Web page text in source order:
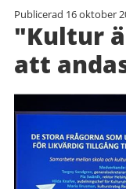
Publicerad 16 oktober
"Kultur
att